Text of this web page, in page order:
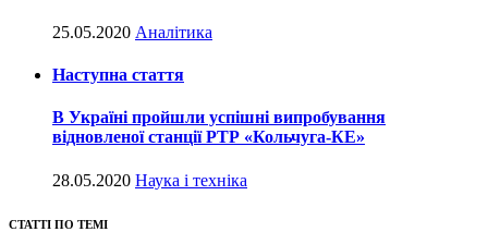
25.05.2020 Аналітика
Наступна стаття
В Україні пройшли успішні випробування
відновленої станції РТР «Кольчуга-КЕ»
28.05.2020 Наука і техніка
СТАТТІ ПО ТЕМІ